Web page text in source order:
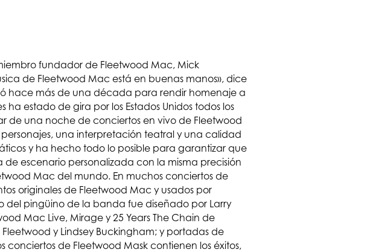
fundador de Fleetwood Mac, Mick
de Fleetwood Mac está en buenas manos», dice
hace más de una década para rendir homenaje a
estado de gira por los Estados Unidos todos los
de una noche de conciertos en vivo de Fleetwood
una interpretación teatral y una calidad
y ha hecho todo lo posible para garantizar que
escenario personalizada con la misma precisión
Mac del mundo. En muchos conciertos de
originales de Fleetwood Mac y usados por
del pingüino de la banda fue diseñado por Larry
Mac Live, Mirage y 25 Years The Chain de
y Lindsey Buckingham; y portadas de
conciertos de Fleetwood Mask contienen los éxitos,